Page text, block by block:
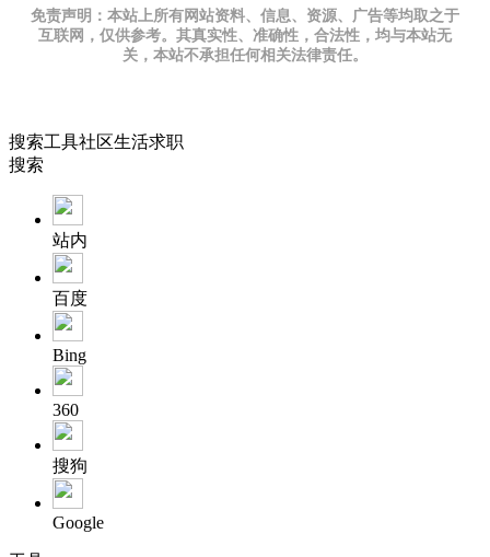
免责声明：本站上所有网站资料、信息、资源、广告等均取之于
互联网，仅供参考。其真实性、准确性，合法性，均与本站无
关，本站不承担任何相关法律责任。
搜索工具社区生活求职
搜索
站内
百度
Bing
360
搜狗
Google